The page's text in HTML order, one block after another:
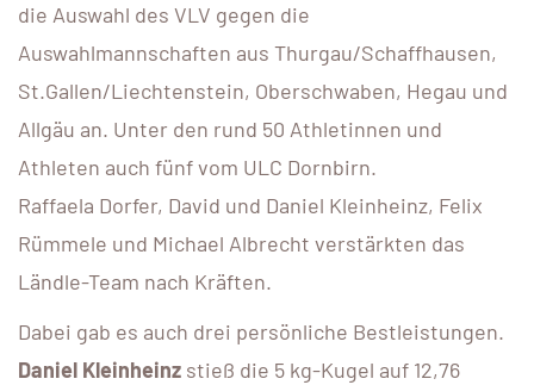
die Auswahl des VLV gegen die
Auswahlmannschaften aus Thurgau/Schaffhausen,
St.Gallen/Liechtenstein, Oberschwaben, Hegau und
Allgäu an. Unter den rund 50 Athletinnen und
Athleten auch fünf vom ULC Dornbirn.
Raffaela Dorfer, David und Daniel Kleinheinz, Felix
Rümmele und Michael Albrecht verstärkten das
Ländle-Team nach Kräften.
Dabei gab es auch drei persönliche Bestleistungen.
Daniel Kleinheinz stieß die 5 kg-Kugel auf 12,76